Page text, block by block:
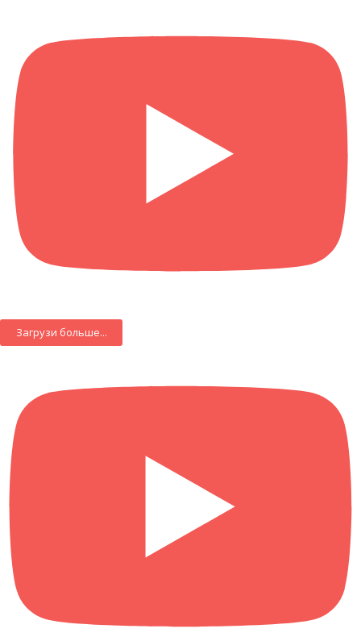
Загрузи больше...